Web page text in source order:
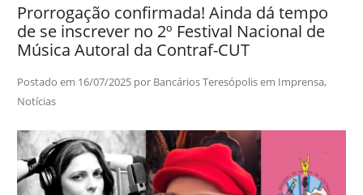
Prorrogação confirmada! Ainda dá tempo
de se inscrever no 2º Festival Nacional de
Música Autoral da Contraf-CUT
Postado em 16/07/2025por Bancários Teresópolisem Imprensa,
Notícias